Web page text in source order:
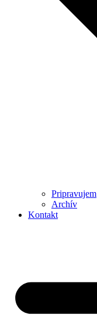
Pripravujem
Archív
Kontakt